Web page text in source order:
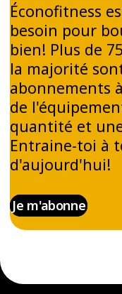
Éconofitness
besoin pour
bien! Plus de
la majorité
abonnements
de
quantité et
Entraine-toi à
d'aujourd'hui!
Je m'abonne